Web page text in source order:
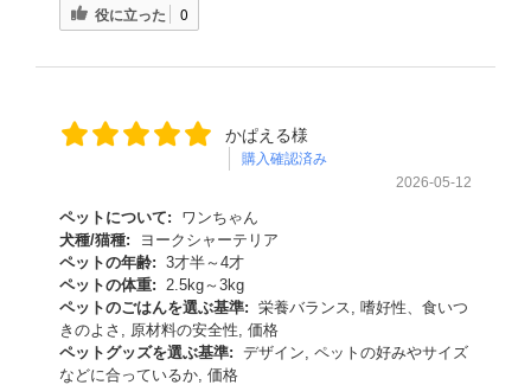
役に立った 0
かぱえる様
購入確認済み
2026-05-12
ペットについて:
ワンちゃん
犬種/猫種:
ヨークシャーテリア
ペットの年齢: 3才半～4才
ペットの体重:
2.5kg～3kg
ペットのごはんを選ぶ基準: 栄養バランス, 嗜好性、食いつ
きのよさ, 原材料の安全性, 価格
ペットグッズを選ぶ基準: デザイン, ペットの好みやサイズ
などに合っているか, 価格